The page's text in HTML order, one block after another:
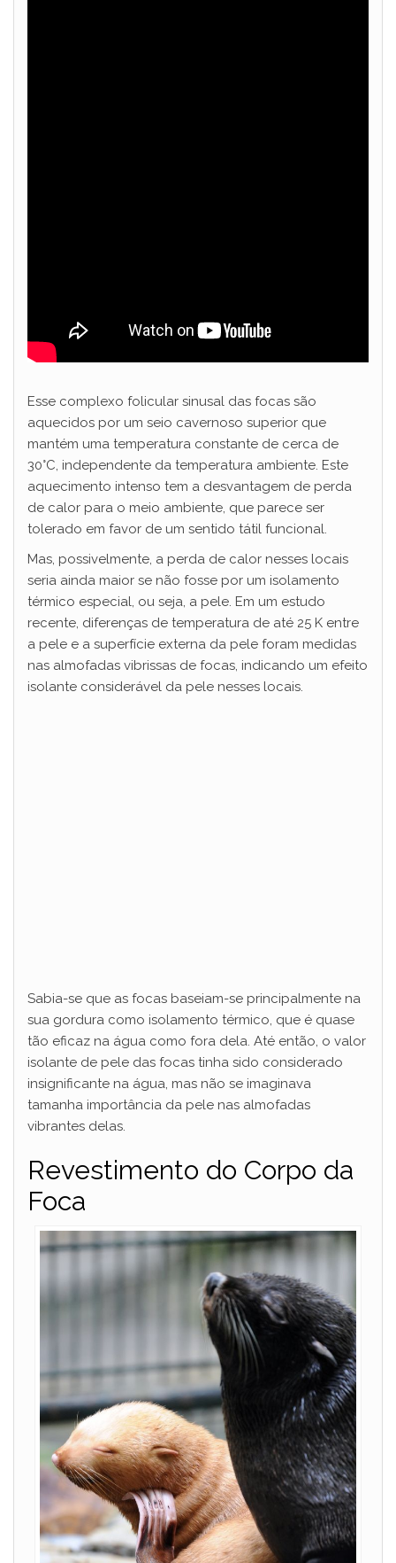
Esse complexo folicular sinusal das focas são
aquecidos por um seio cavernoso superior que
mantém uma temperatura constante de cerca de
30°C, independente da temperatura ambiente. Este
aquecimento intenso tem a desvantagem de perda
de calor para o meio ambiente, que parece ser
tolerado em favor de um sentido tátil funcional.
Mas, possivelmente, a perda de calor nesses locais
seria ainda maior se não fosse por um isolamento
térmico especial, ou seja, a pele. Em um estudo
recente, diferenças de temperatura de até 25 K entre
a pele e a superfície externa da pele foram medidas
nas almofadas vibrissas de focas, indicando um efeito
isolante considerável da pele nesses locais.
Sabia-se que as focas baseiam-se principalmente na
sua gordura como isolamento térmico, que é quase
tão eficaz na água como fora dela. Até então, o valor
isolante de pele das focas tinha sido considerado
insignificante na água, mas não se imaginava
tamanha importância da pele nas almofadas
vibrantes delas.
Revestimento do Corpo da
Foca